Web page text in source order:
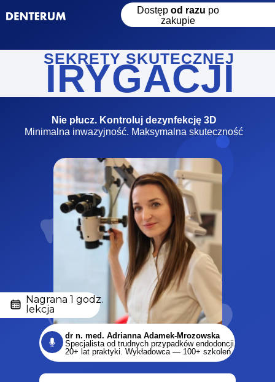
dr n. med. Adrianna Adamek-Mrozowska
Specjalista od trudnych przypadków endodoncji.
20+ lat praktyki. Wykładowca — 100+ szkoleń
Nie płucz. Kontroluj dezynfekcję 3D
Minimalna inwazyjność. Maksymalna skuteczność
SEKRETY SKUTECZNEJ
IRYGACJI
Dostępod razu po
zakupie
Nagrana 1 godz.
lekcja